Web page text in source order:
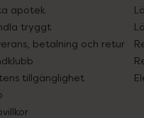
apotek
tryggt
betalning och retur
tillgänglighet